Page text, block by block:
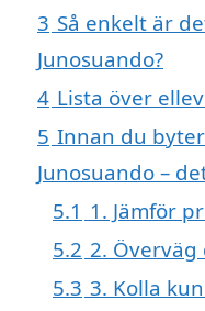
3 Så enkelt är
Junosuando?
4 Lista över
5 Innan du
Junosuando –
5.1 1. Jämför
5.2 2.
5.3 3. Kolla